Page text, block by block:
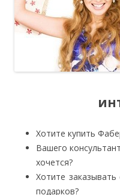
Хотите купить
Вашего
хочется?
Хотите заказывать
подарков?